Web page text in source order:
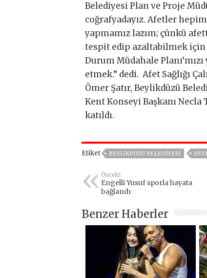
Belediyesi Plan ve Proje
coğrafyadayız. Afetler
yapmamız lazım; çünkü
tespit edip azaltabilmek
Durum Müdahale
etmek.” dedi. Afet Sağlığı
Ömer Şatır, Beylikdüzü
Kent Konseyi Başkanı
katıldı.
Etiket BEYLIKDÜZÜ BELEDIYESI
Önceki
Engelli Yusuf sporla hayata
bağlandı
Benzer Haberler